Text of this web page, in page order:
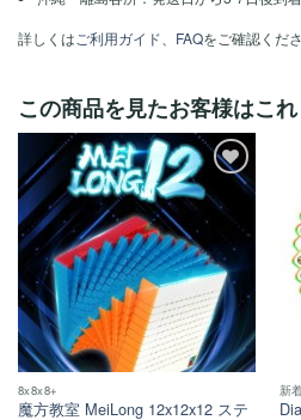
詳しくはご利用ガイド FAQをご確認くださ
この商品を見たお客様はこ
ほし
い！
8x8x8+
魔方教室 MeiLong 12x12x12 ステ
新